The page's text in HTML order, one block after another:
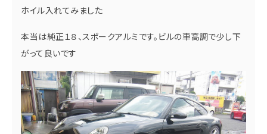
ホイル入れてみました
本当は純正１８、スポークアルミです。ビルの車高調で少し下
がって良いです